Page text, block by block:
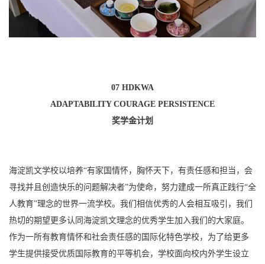
07 HDKWA
ADAPTABILITY COURAGE PERSISTENCE
奖学金计划
海淀凯文学校以培养“有家国情怀，胸怀天下，有责任感和担当，会
寻找并且创造快乐的问题解决者”为使命，努力建成一所真正践行“全
人教育”理念的世界一流学校。我们相信优秀的人会相互吸引，我们
热切的期望更多认同海淀凯文理念的优秀学生加入我们的大家庭。
作为一所有教育情怀和社会责任感的国际化特色学校，为了给更多
学生提供接受优质国际教育的平等机会，学校面向校内外学生设立